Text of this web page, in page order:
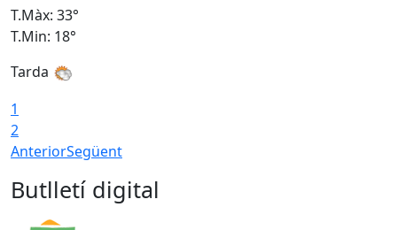
T.Màx: 33°
T.Min: 18°
Tarda
1
2
AnteriorSegüent
Butlletí digital